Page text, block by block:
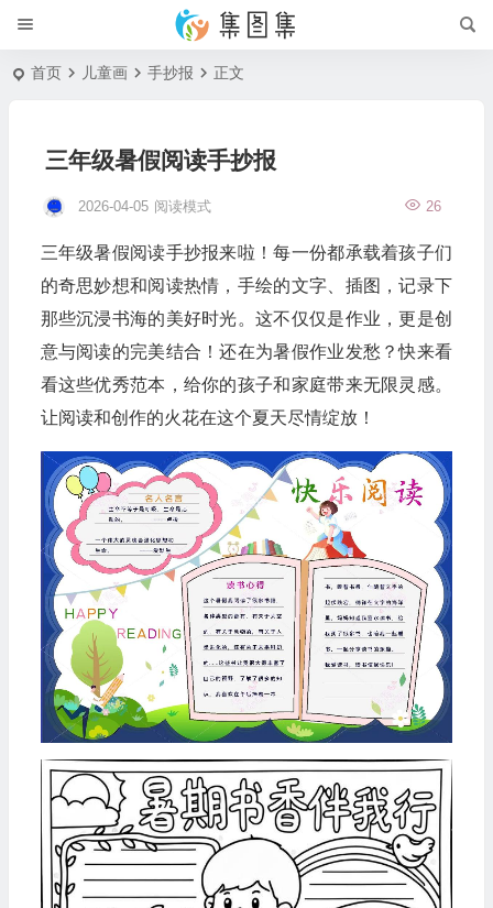
首页 儿童画 手抄报 正文
三年级暑假阅读手抄报
2026-04-05 26
阅读模式
三年级暑假阅读手抄报来啦！每一份都承载着孩子们
的奇思妙想和阅读热情，手绘的文字、插图，记录下
那些沉浸书海的美好时光。这不仅仅是作业，更是创
意与阅读的完美结合！还在为暑假作业发愁？快来看
看这些优秀范本，给你的孩子和家庭带来无限灵感。
让阅读和创作的火花在这个夏天尽情绽放！